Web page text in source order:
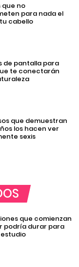
que no
para nada el
cabello
de pantalla para
te conectarán
que demuestran
los hacen ver
sexis
que comienzan
podría durar para